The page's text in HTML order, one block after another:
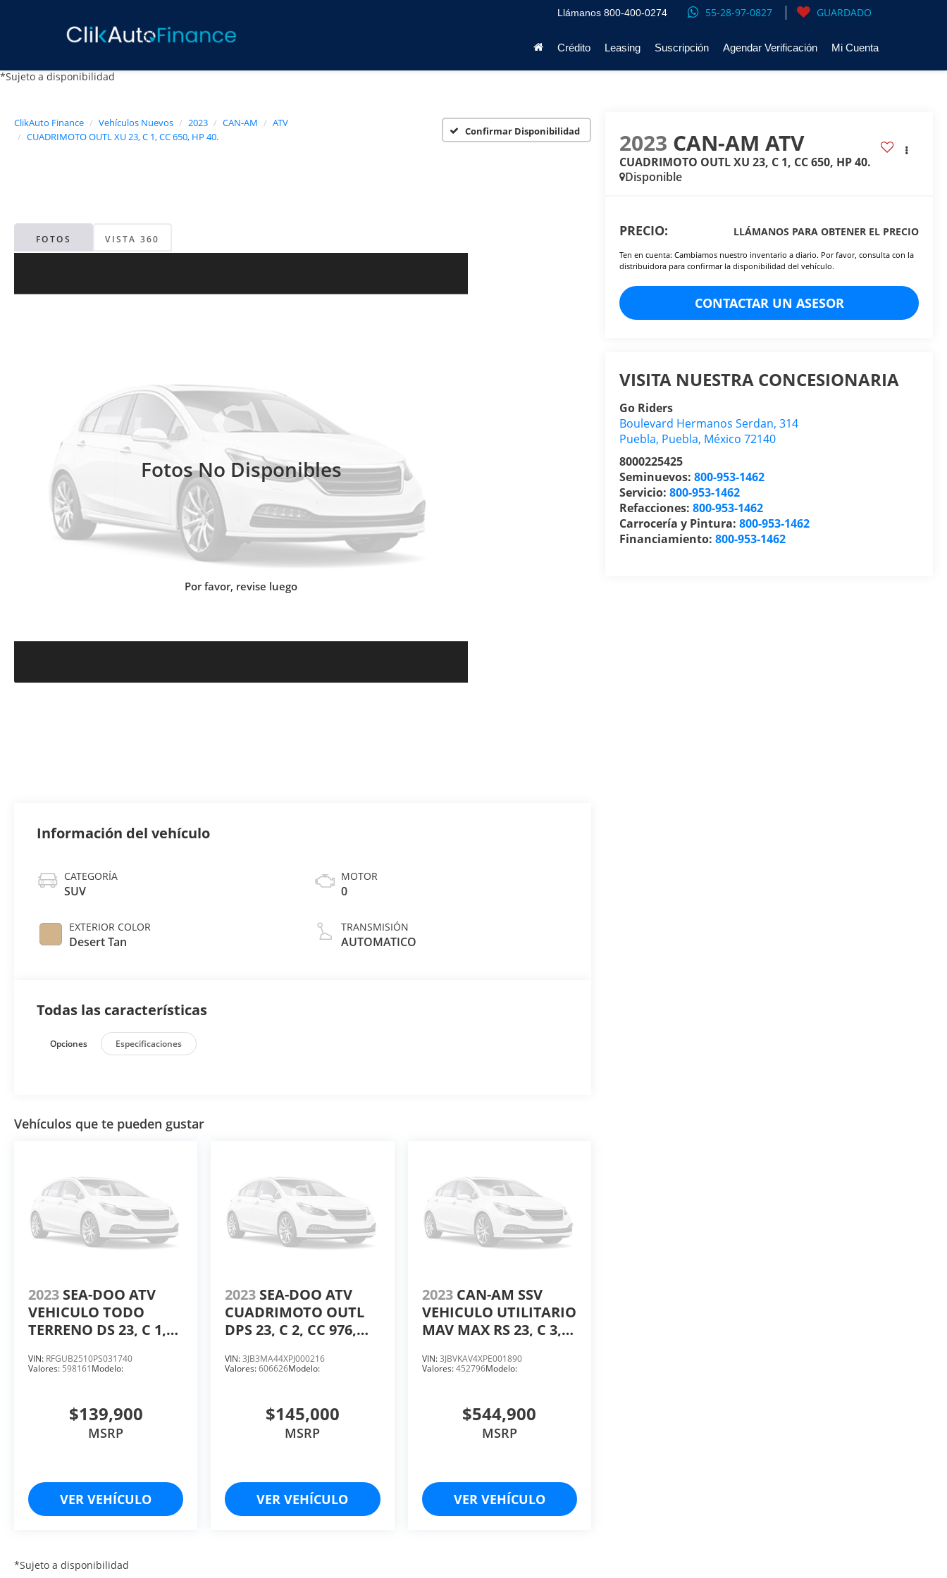
Llámanos 800-400-0274 55-28-97-0827 GUARDADO
Crédito Leasing Suscripción Agendar Verificación Mi Cuenta
*Sujeto a disponibilidad
ClikAuto Finance Vehículos Nuevos 2023 CAN-AM
ATV
CUADRIMOTO OUTL XU 23, C 1, CC 650, HP 40.
Confirmar Disponibilidad
FOTOS VISTA 360
Fotos No Disponibles
Por favor, revise luego
2023 CAN-AM ATV
CUADRIMOTO OUTL XU 23, C 1, CC 650, HP 40.
Disponible
PRECIO: LLÁMANOS PARA OBTENER EL PRECIO
Ten en cuenta: Cambiamos nuestro inventario a diario. Por favor, consulta con la
distribuidora para confirmar la disponibilidad del vehículo.
CONTACTAR UN ASESOR
VISITA NUESTRA CONCESIONARIA
Go Riders
Boulevard Hermanos Serdan, 314
Puebla, Puebla, México 72140
8000225425
Seminuevos:800-953-1462
Servicio:800-953-1462
Refacciones:800-953-1462
Carrocería y Pintura:800-953-1462
Financiamiento:800-953-1462
Información del vehículo
CATEGORÍA
SUV
EXTERIOR COLOR
Desert Tan
MOTOR
0
TRANSMISIÓN
AUTOMATICO
Todas las características
Opciones Especificaciones
Vehículos que te pueden gustar
2023 SEA-DOO ATV
VEHICULO TODO
TERRENO DS 23, C 1,
VIN: RFGUB2510PS031740
Valores: 598161Modelo:
$139,900
MSRP
VER VEHÍCULO
2023 SEA-DOO ATV
CUADRIMOTO OUTL
DPS 23, C 2, CC 976,
VIN:3JB3MA44XPJ000216
Valores:606626Modelo:
$145,000
MSRP
VER VEHÍCULO
2023 CAN-AM SSV
VEHICULO UTILITARIO
MAV MAX RS 23, C 3,
VIN:3JBVKAV4XPE001890
Valores:452796Modelo:
$544,900
MSRP
VER VEHÍCULO
*Sujeto a disponibilidad